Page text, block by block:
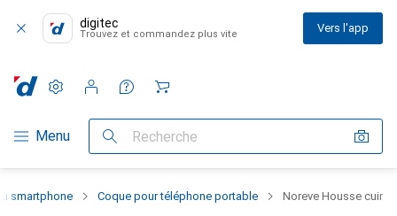
digitec
Trouvez et commandez plus vite Vers l'app
Navigation par catégorie
Menu Recherche
Paramètres
Compte client
Listes de comparaison
Listes d'envies
Panier
smartphone Coque pour téléphone portable Noreve Housse cuir